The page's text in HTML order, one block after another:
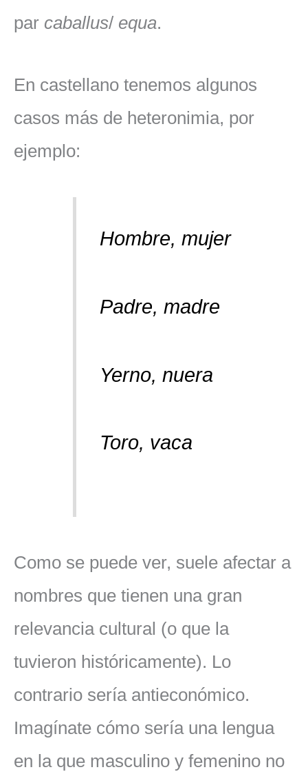
par caballus/ equa.
En castellano tenemos algunos
casos más de heteronimia, por
ejemplo:
Hombre, mujer
Padre, madre
Yerno, nuera
Toro, vaca
Como se puede ver, suele afectar a
nombres que tienen una gran
relevancia cultural (o que la
tuvieron históricamente). Lo
contrario sería antieconómico.
Imagínate cómo sería una lengua
en la que masculino y femenino no